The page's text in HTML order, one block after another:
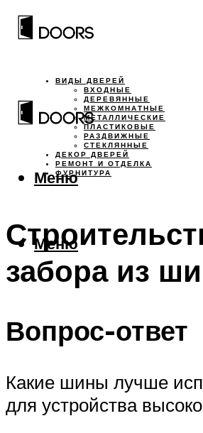
ВИДЫ ДВЕРЕЙ
ВХОДНЫЕ
ДЕРЕВЯННЫЕ
МЕЖКОМНАТНЫЕ
МЕТАЛЛИЧЕСКИЕ
ПЛАСТИКОВЫЕ
РАЗДВИЖНЫЕ
СТЕКЛЯННЫЕ
ДЕКОР ДВЕРЕЙ
РЕМОНТ И ОТДЕЛКА
ФУРНИТУРА
Меню
Меню
забора из
Вопрос-ответ
Какие шины лучше
для устройства